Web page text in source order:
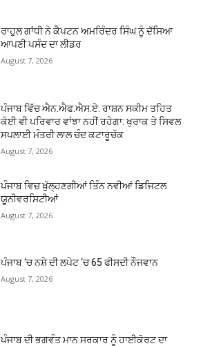
ਰਾਹੁਲ ਗਾਂਧੀ ਨੇ ਕੈਪਟਨ ਅਮਰਿੰਦਰ ਸਿੰਘ ਨੂੰ ਦੱਸਿਆ
ਆਪਣੀ ਪਸੰਦ ਦਾ ਲੀਡਰ
August 7, 2026
ਪੰਜਾਬ ਵਿੱਚ ਐਨ.ਐਫ.ਐਸ.ਏ. ਰਾਸ਼ਨ ਸਕੀਮ ਤਹਿਤ
ਕੋਈ ਵੀ ਪਰਿਵਾਰ ਵਾਂਝਾ ਨਹੀਂ ਰਹੇਗਾ: ਖੁਰਾਕ ਤੇ ਸਿਵਲ
ਸਪਲਾਈ ਮੰਤਰੀ ਲਾਲ ਚੰਦ ਕਟਾਰੂਚੱਕ
August 7, 2026
ਪੰਜਾਬ ਵਿਚ ਖੁੱਲ੍ਹਣਗੀਆਂ ਤਿੰਨ ਨਵੀਆਂ ਡਿਜਿਟਲ
ਯੂਨੀਵਰਸਿਟੀਆਂ
August 7, 2026
ਪੰਜਾਬ ‘ਚ ਨਸ਼ੇ ਦੀ ਲਪੇਟ ‘ਚ 65 ਫੀਸਦੀ ਨੌਜਵਾਨ
August 7, 2026
ਪੰਜਾਬ ਦੀ ਭਗਵੰਤ ਮਾਨ ਸਰਕਾਰ ਨੂੰ ਹਾਈਕੋਰਟ ਦਾ